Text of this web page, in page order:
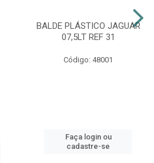
BALDE PLÁSTICO JAGUAR
07,5LT REF 31
Código: 48001
Faça login ou
cadastre-se